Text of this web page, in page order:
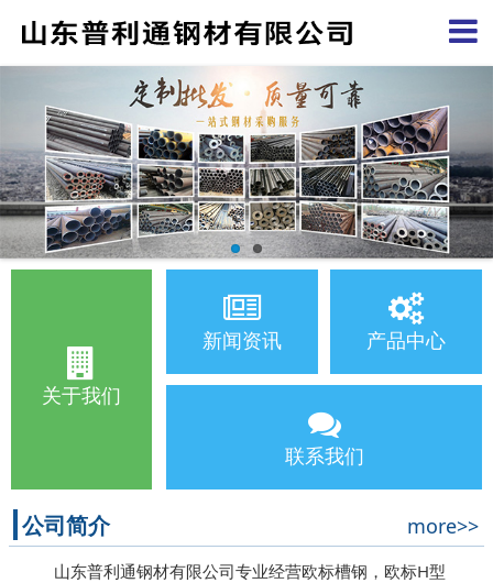
关于我们
新闻资讯 产品中心
联系我们
公司简介 more>>
山东普利通钢材有限公司专业经营欧标槽钢，欧标H型